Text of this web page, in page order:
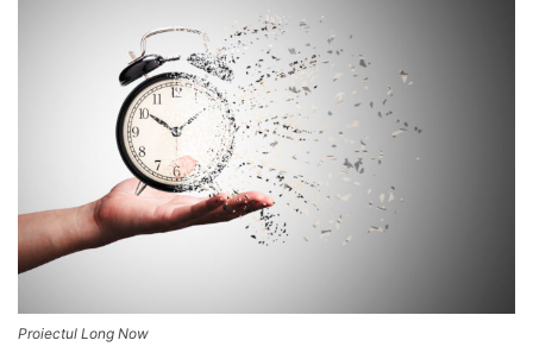
Proiectul Long Now